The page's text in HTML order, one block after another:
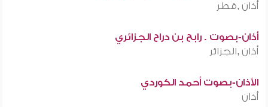
أذان ,قطر
أذان-بصوت . رابح بن دراح الجزائري
أذان ,الجزائر
الأذان-بصوت أحمد الكوردي
أذان